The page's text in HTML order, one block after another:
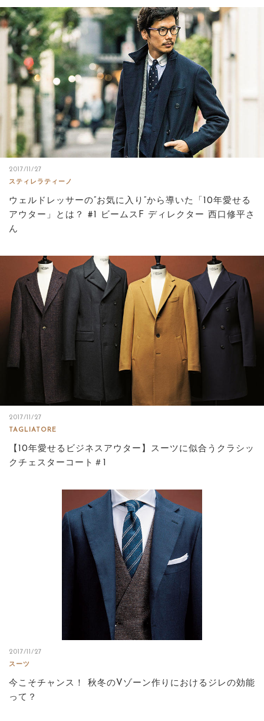
2017/11/27
スティレラティーノ
ウェルドレッサーの”お気に入り”から導いた「10年愛せる
アウター」とは？ #1 ビームスF ディレクター 西口修平さ
ん
2017/11/27
TAGLIATORE
【10年愛せるビジネスアウター】スーツに似合うクラシッ
クチェスターコート＃1
2017/11/27
スーツ
今こそチャンス！ 秋冬のVゾーン作りにおけるジレの効能
って？